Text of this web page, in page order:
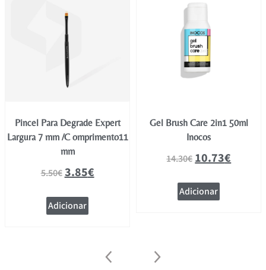
Pincel Para Degrade Expert
Largura 7 mm /C omprimento11
mm
5.50€3.85€
Adicionar
Gel Brush Care 2in1 50ml
Inocos
14.30€10.73€
Adicionar